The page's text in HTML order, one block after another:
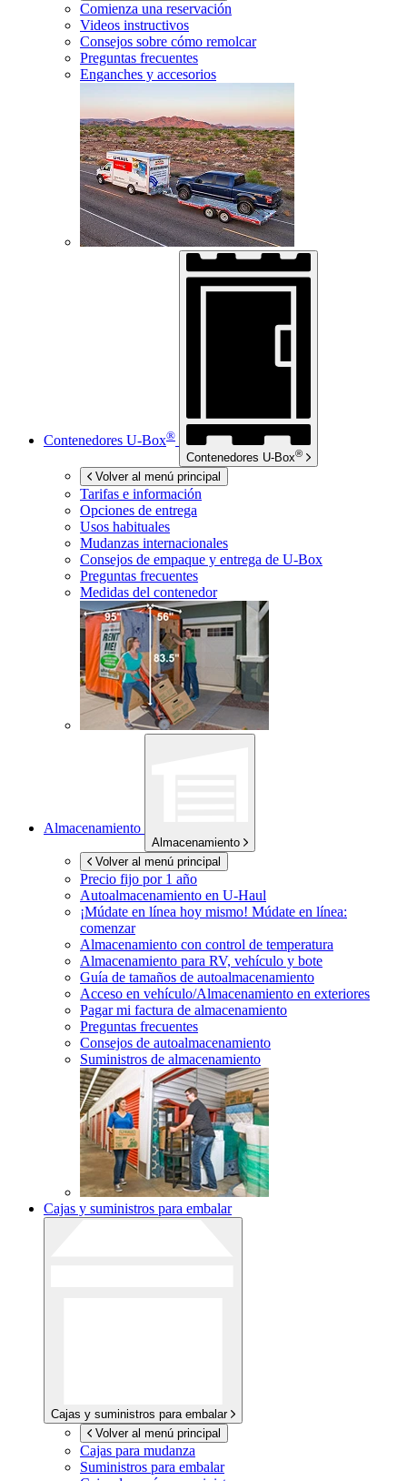
Comienza una reservación
Videos instructivos
Consejos sobre cómo remolcar
Preguntas frecuentes
Enganches y accesorios
Contenedores U-Box®
Contenedores U-Box®
Volver al menú principal
Tarifas e información
Opciones de entrega
Usos habituales
Mudanzas internacionales
Consejos de empaque y entrega de U-Box
Preguntas frecuentes
Medidas del contenedor
Almacenamiento
Almacenamiento
Volver al menú principal
Precio fijo por 1 año
Autoalmacenamiento en U-Haul
¡Múdate en línea hoy mismo! Múdate en línea:
comenzar
Almacenamiento con control de temperatura
Almacenamiento para RV, vehículo y bote
Guía de tamaños de autoalmacenamiento
Acceso en vehículo/Almacenamiento en exteriores
Pagar mi factura de almacenamiento
Preguntas frecuentes
Consejos de autoalmacenamiento
Suministros de almacenamiento
Cajas y suministros para embalar
Cajas y suministros para embalar
Volver al menú principal
Cajas para mudanza
Suministros para embalar